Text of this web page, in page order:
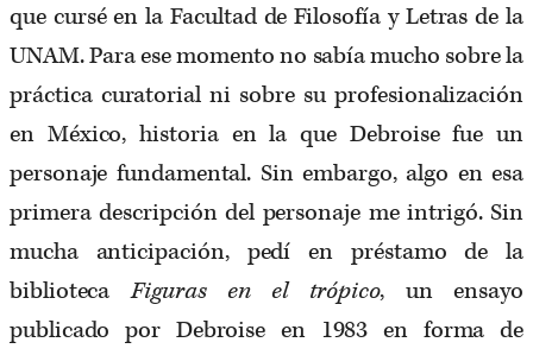
que cursé en la Facultad de Filosofía y Letras de la
UNAM. Para ese momento no sabía mucho sobre la
práctica curatorial ni sobre su profesionalización
en México, historia en la que Debroise fue un
personaje fundamental. Sin embargo, algo en esa
primera descripción del personaje me intrigó. Sin
mucha anticipación, pedí en préstamo de la
bibliotecaFiguras en el trópico, un ensayo
publicado por Debroise en 1983 en forma de